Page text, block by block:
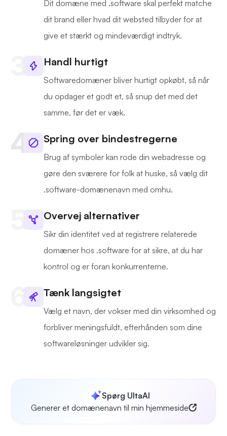
Dit domæne med .software skal perfekt matche
dit brand eller hvad dit websted tilbyder for at
give et stærkt og mindeværdigt indtryk.
Handl hurtigt
Softwaredomæner bliver hurtigt opkøbt, så når
du opdager et godt et, så snup det med det
samme, før det er væk.
Spring over bindestregerne
Brug af symboler kan rode din webadresse og
gøre den sværere for folk at huske, så vælg dit
.software-domænenavn med omhu.
Overvej alternativer
Sikr din identitet ved at registrere relaterede
domæner hos .software for at sikre, at du har
kontrol og er foran konkurrenterne.
Tænk langsigtet
Vælg et navn, der vokser med din virksomhed og
forbliver meningsfuldt, efterhånden som dine
softwareløsninger udvikler sig.
Spørg UltaAI
Generer et domænenavn til min hjemmeside